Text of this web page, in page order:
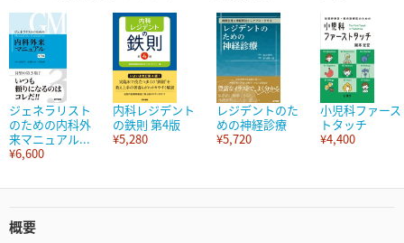
ジェネラリスト
のための内科外
来マニュアル...
¥6,600
内科レジデント
の鉄則 第4版
¥5,280
レジデントのた
めの神経診療
¥5,720
小児科ファース
トタッチ
¥4,400
概要